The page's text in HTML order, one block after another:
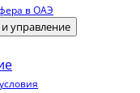
в ОАЭ
управление